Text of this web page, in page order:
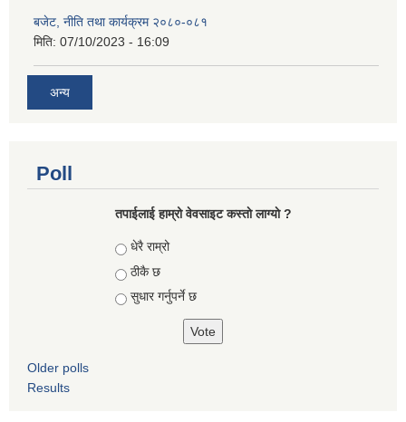
बजेट, नीति तथा कार्यक्रम २०८०-०८१
मिति: 07/10/2023 - 16:09
अन्य
Poll
तपाईलाई हाम्रो वेवसाइट कस्ताे लाग्याे ?
Choices
धेरै राम्रो
ठीकै छ
सुधार गर्नुपर्ने छ
Older polls
Results